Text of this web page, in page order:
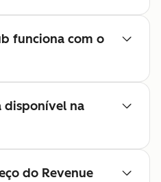
funciona com o
disponível na
do Revenue